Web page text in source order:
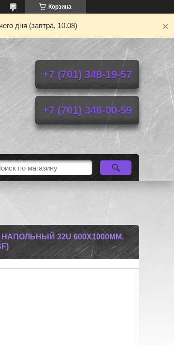
Корзина
дня (завтра, 10.08)
+7 (701) 348-19-57
+7 (701) 348-00-59
32U 600X1000ММ,